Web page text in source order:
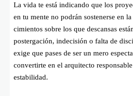
La vida te está indicando que los
en tu mente no podrán sostenerse en
cimientos sobre los que descansas
postergación, indecisión o falta de
exige que pases de ser un mero
convertirte en el arquitecto
estabilidad.